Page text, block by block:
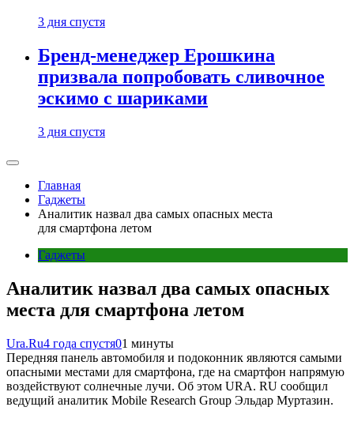
3 дня спустя
Бренд-менеджер Ерошкина
призвала попробовать сливочное
эскимо с шариками
3 дня спустя
Главная
Гаджеты
Аналитик назвал два самых опасных места
для смартфона летом
Гаджеты
Аналитик назвал два самых опасных
места для смартфона летом
Ura.Ru4 года спустя01 минуты
Передняя панель автомобиля и подоконник являются самыми
опасными местами для смартфона, где на смартфон напрямую
воздействуют солнечные лучи. Об этом URA. RU сообщил
ведущий аналитик Mobile Research Group Эльдар Муртазин.